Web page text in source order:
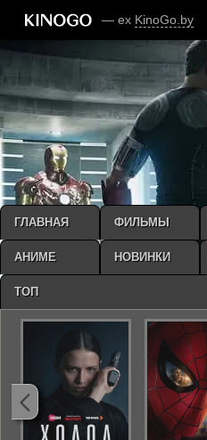
— ex KinoGo.by
ГЛАВНАЯ ФИЛЬМЫ
АНИМЕ НОВИНКИ
ТОП